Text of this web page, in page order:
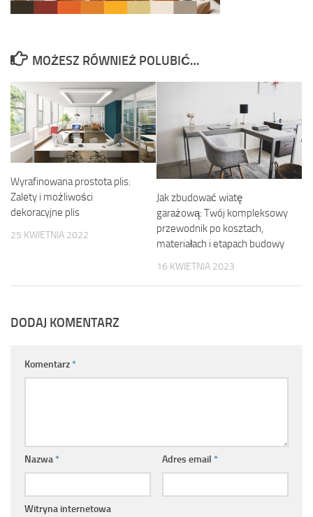
MOŻESZ RÓWNIEŻ POLUBIĆ…
Wyrafinowana prostota plis:
Zalety i możliwości
dekoracyjne plis
25 KWIETNIA 2022
Jak zbudować wiatę
garażową: Twój kompleksowy
przewodnik po kosztach,
materiałach i etapach budowy
16 KWIETNIA 2023
DODAJ KOMENTARZ
Komentarz*
Nazwa* Adres email *
Witryna internetowa